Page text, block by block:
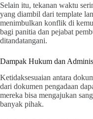
Selain itu, tekanan waktu
yang diambil dari template
menimbulkan konflik di
bagi panitia dan pejabat
ditandatangani.
Dampak Hukum dan
Ketidaksesuaian antara
dari dokumen pengadaan
mereka bisa mengajukan
banyak pihak.